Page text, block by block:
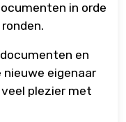
in orde
en
eigenaar
plezier met